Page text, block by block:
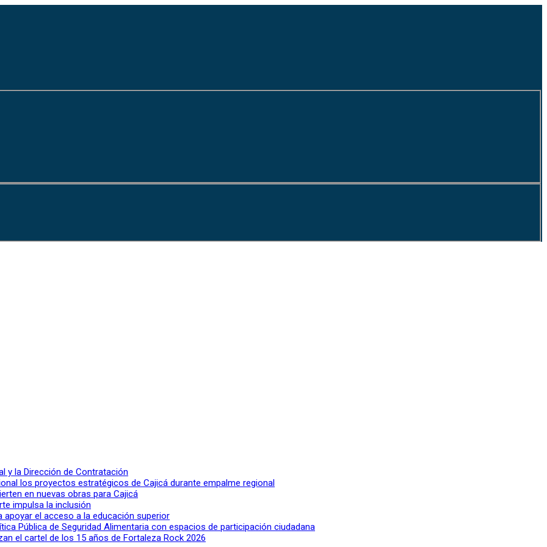
y la Dirección de Contratación
los proyectos estratégicos de Cajicá durante empalme regional
en nuevas obras para Cajicá
impulsa la inclusión
apoyar el acceso a la educación superior
Pública de Seguridad Alimentaria con espacios de participación ciudadana
el cartel de los 15 años de Fortaleza Rock 2026